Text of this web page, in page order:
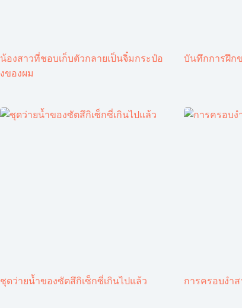
น้องสาวที่ชอบเก็บตัวกลายเป็นจิ๋มกระป๋อ
งของผม
บันทึกการฝึก
ชุดว่ายน้ำของซัตสึกิเซ็กซี่เกินไปแล้ว การครอบงำส